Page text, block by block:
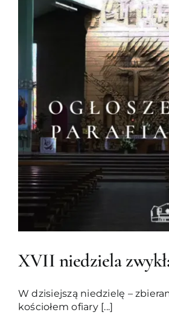
XVII niedziela
W dzisiejszą niedzielę –
kościołem ofiary [...]